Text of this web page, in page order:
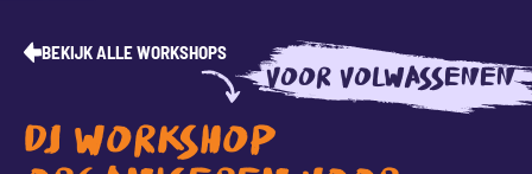
BEKIJK ALLE WORKSHOPS
VOOR VOLWASSENEN
DJ WORKSHOP